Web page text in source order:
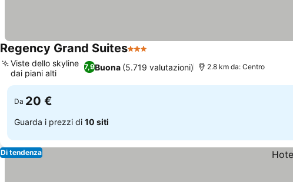
Regency Grand Suites3 Stelle
7,9Buona (5.719 valutazioni)
Viste dello skyline
dai piani alti
2.8 km da: Centro
Da 20 €
Guarda i prezzi di 10 siti
Di tendenza